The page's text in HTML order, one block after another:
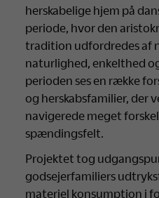
herskabelige hjem på
periode, hvor den
tradition udfordredes af
naturlighed, enkelthed
perioden ses en række
og herskabsfamilier, der
navigerede meget
spændingsfelt.
Projektet tog
godsejerfamiliers
materiel konsumption i